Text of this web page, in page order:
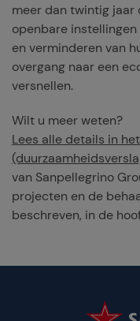
meer dan twintig jaar
openbare
en verminderen van
overgang naar een
versnellen.
Wilt u meer weten?
Lees alle details in
van Sanpellegrino
projecten en de
beschreven, in de